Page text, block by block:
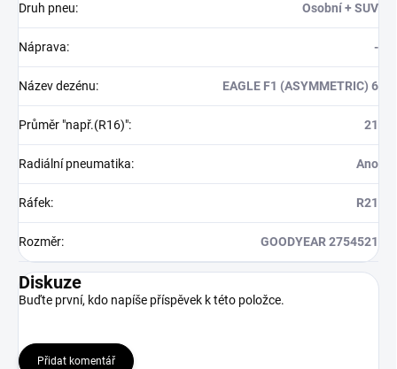
Druh pneu: Osobní + SUV
Náprava: -
Název dezénu: EAGLE F1 (ASYMMETRIC) 6
Průměr "např.(R16)": 21
Radiální pneumatika: Ano
Ráfek: R21
Rozměr: GOODYEAR 2754521
Diskuze
Buďte první, kdo napíše příspěvek k této položce.
Přidat komentář